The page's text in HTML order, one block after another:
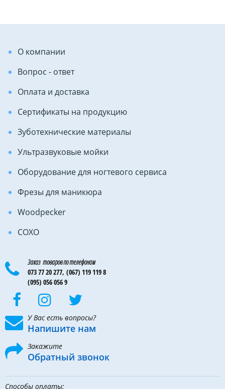
О компании
Вопрос - ответ
Оплата и доставка
Сертификаты на продукцию
Зуботехнические материалы
Ультразвуковые мойки
Оборудование для ногтевого сервиса
Фрезы для маникюра
Woodpecker
COXO
Заказ товаров по телефонам
073 77 20 277, (067) 119 119 8
(095) 056 056 9
У Вас есть вопросы?
Напишите нам
Закажите
Обратный звонок
Способы оплаты: